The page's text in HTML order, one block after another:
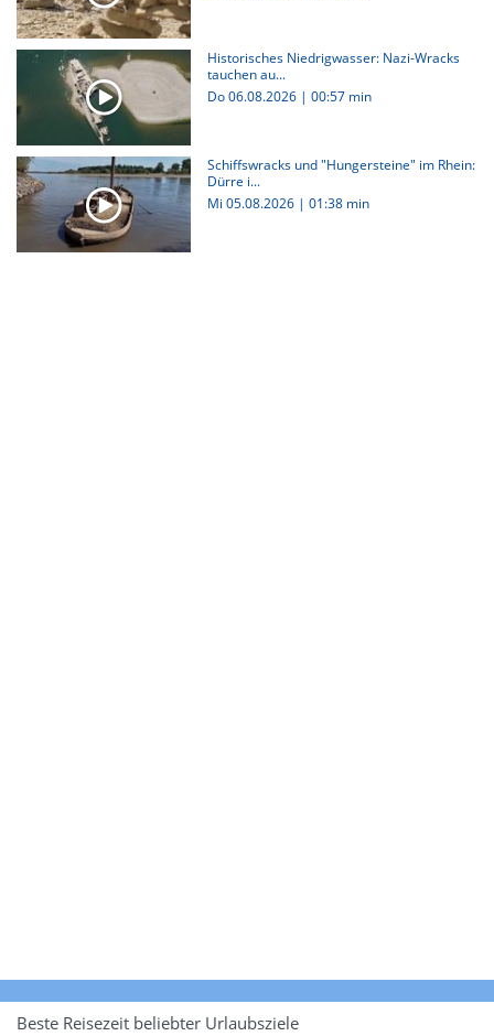
Historisches Niedrigwasser: Nazi-Wracks
tauchen au...
Do 06.08.2026 | 00:57 min
Schiffswracks und "Hungersteine" im Rhein:
Dürre i...
Mi 05.08.2026 | 01:38 min
Beste Reisezeit beliebter Urlaubsziele